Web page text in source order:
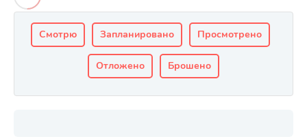
Смотрю Запланировано Просмотрено
Отложено Брошено